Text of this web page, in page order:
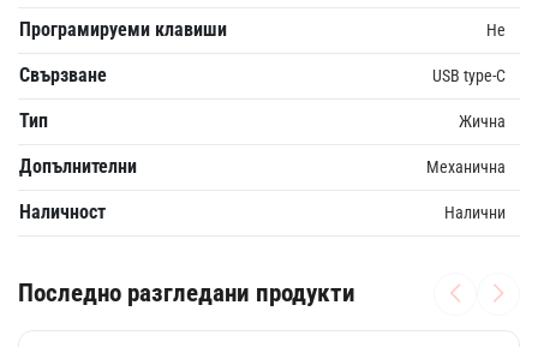
Програмируеми клавиши Не
Свързване USB type-C
Тип Жична
Допълнителни Механична
Наличност Налични
Последно разгледани продукти